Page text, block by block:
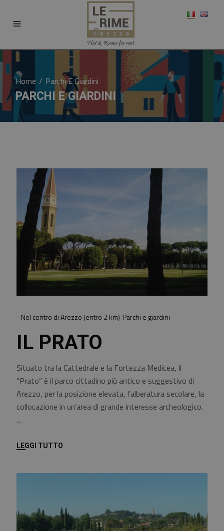
Home/Parchi E Giardini
PARCHI E GIARDINI
- Nel centro di Arezzo (entro 2 km) Parchi e giardini
IL PRATO
Situato tra la Cattedrale e la Fortezza Medicea, il
“Prato” è il parco cittadino più antico e suggestivo di
Arezzo, per la posizione elevata, l’alberatura secolare, la
collocazione in un’area di grande interesse archeologico.
LEGGI TUTTO